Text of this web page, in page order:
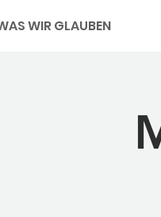
WIR GLAUBEN